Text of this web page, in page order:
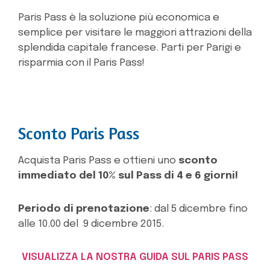
Paris Pass è la soluzione più economica e
semplice per visitare le maggiori attrazioni della
splendida capitale francese. Parti per Parigi e
risparmia con il Paris Pass!
Sconto Paris Pass
Acquista Paris Pass e ottieni uno sconto
immediato del 10% sul Pass di 4 e 6 giorni!
Periodo di prenotazione: dal 5 dicembre fino
alle 10.00 del 9 dicembre 2015.
VISUALIZZA LA NOSTRA GUIDA SUL PARIS PASS